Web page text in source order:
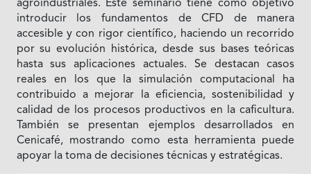
agroindustriales. Este seminario tiene como objetivo
introducir los fundamentos de CFD de manera
accesible y con rigor científico, haciendo un recorrido
por su evolución histórica, desde sus bases teóricas
hasta sus aplicaciones actuales. Se destacan casos
reales en los que la simulación computacional ha
contribuido a mejorar la eficiencia, sostenibilidad y
calidad de los procesos productivos en la caficultura.
También se presentan ejemplos desarrollados en
Cenicafé, mostrando como esta herramienta puede
apoyar la toma de decisiones técnicas y estratégicas.